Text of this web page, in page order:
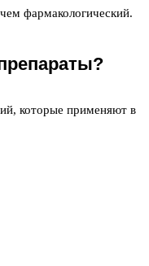
фармакологический.
которые применяют в